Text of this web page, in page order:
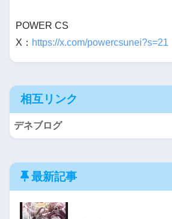
POWER CS
X： https://x.com/powercsunei?s=21
相互リンク
デネブログ
最新記事